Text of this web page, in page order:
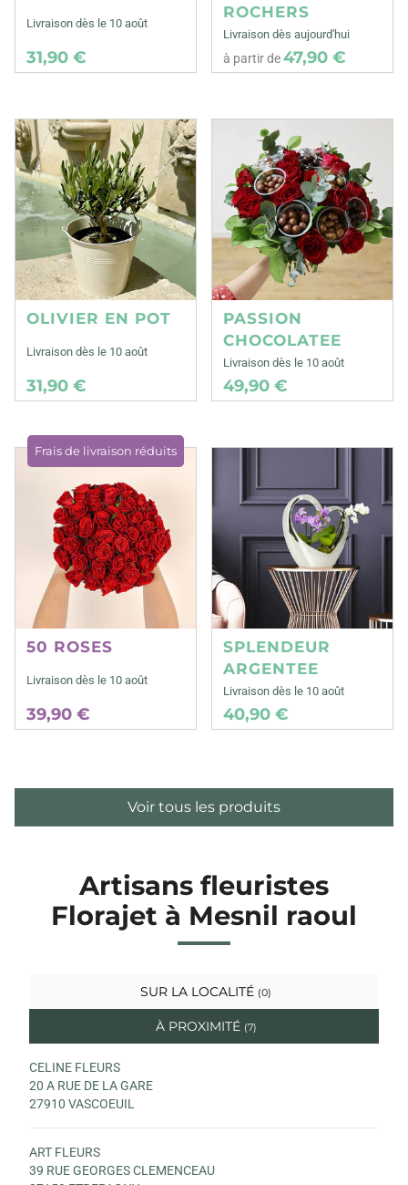
Livraison dès le 10 août
31,90 €
ROCHERS
Livraison dès aujourd'hui
à partir de47,90 €
OLIVIER EN POT
Livraison dès le 10 août
31,90 €
PASSION
CHOCOLATEE
Livraison dès le 10 août
49,90 €
Frais de livraison réduits
50 ROSES
Livraison dès le 10 août
39,90 €
SPLENDEUR
ARGENTEE
Livraison dès le 10 août
40,90 €
Voir tous les produits
Artisans fleuristes
Florajet à Mesnil raoul
SUR LA LOCALITÉ (0)
À PROXIMITÉ (7)
CELINE FLEURS
20 A RUE DE LA GARE
27910 VASCOEUIL
ART FLEURS
39 RUE GEORGES CLEMENCEAU